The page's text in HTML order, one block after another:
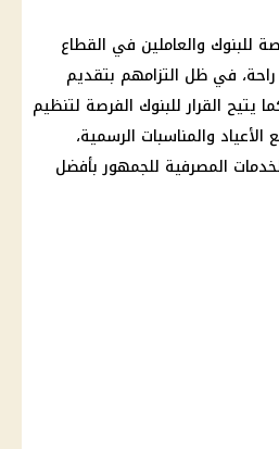
للبنوك والعاملين في القطاع
في ظل التزامهم بتقديم
يتيح القرارللبنوك الفرصة لتنظيم
والمناسبات الرسمية،
المصرفية للجمهور بأفضل